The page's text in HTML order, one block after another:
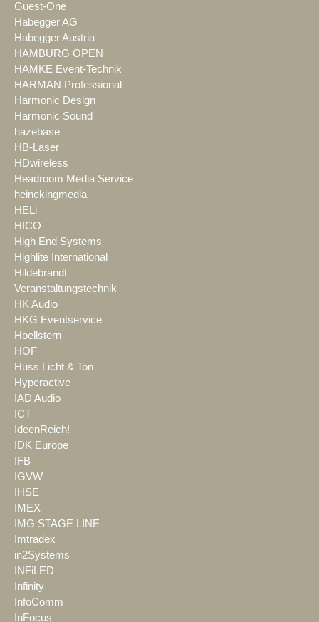
Guest-One
Habegger AG
Habegger Austria
HAMBURG OPEN
HAMKE Event-Technik
HARMAN Professional
Harmonic Design
Harmonic Sound
hazebase
HB-Laser
HDwireless
Headroom Media Service
heinekingmedia
HELi
HICO
High End Systems
Highlite International
Hildebrandt
Veranstaltungstechnik
HK Audio
HKG Eventservice
Hoellstern
HOF
Huss Licht & Ton
Hyperactive
IAD Audio
ICT
IdeenReich!
IDK Europe
IFB
IGVW
IHSE
IMEX
IMG STAGE LINE
Imtradex
in2Systems
INFiLED
Infinity
InfoComm
InFocus